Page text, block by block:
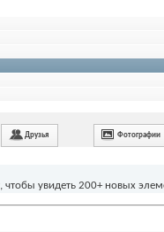
Друзья Фотографии
чтобы увидеть 200+ новых